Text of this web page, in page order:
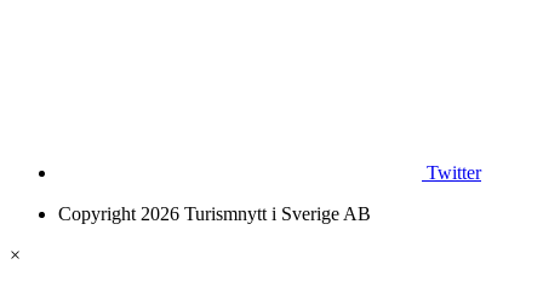
Twitter
Copyright 2026 Turismnytt i Sverige AB
×